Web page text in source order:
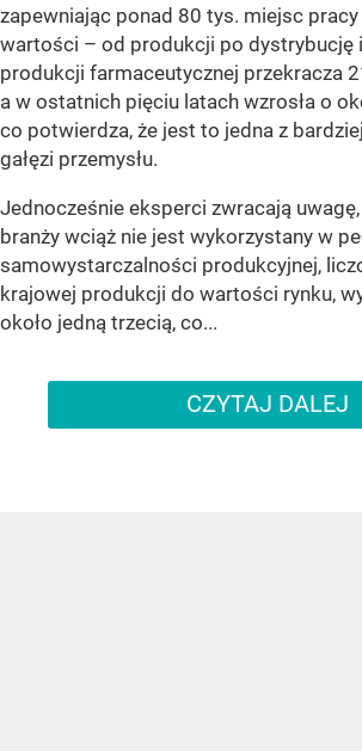
zapewniając ponad 80 tys. miejsc pracy
wartości – od produkcji po dystrybucję
produkcji farmaceutycznej przekracza
a w ostatnich pięciu latach wzrosła o
co potwierdza, że jest to jedna z
gałęzi przemysłu.
Jednocześnie eksperci zwracają
branży wciąż nie jest wykorzystany w
samowystarczalności produkcyjnej,
krajowej produkcji do wartości rynku,
około jedną trzecią, co...
CZYTAJ DALEJ